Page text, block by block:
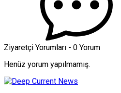
Ziyaretçi Yorumları - 0 Yorum
Henüz yorum yapılmamış.